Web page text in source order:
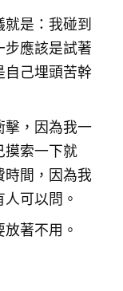
就是：我碰到
應該是試著
自己埋頭苦幹
擊，因為我一
摸索一下就
時間，因為我
可以問。
著不用。